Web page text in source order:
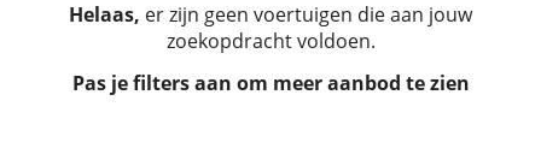
Helaas, er zijn geen voertuigen die aan jouw
zoekopdracht voldoen.
Pas je filters aan om meer aanbod te zien